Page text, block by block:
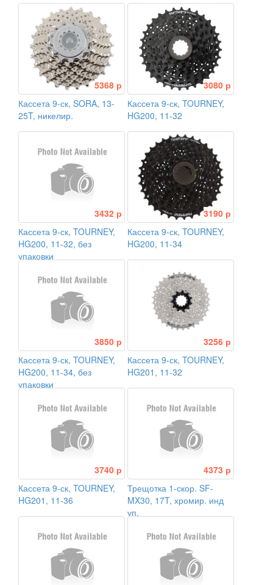
5368 р
Кассета 9-ск, SORA, 13-
25T, никелир.
3080 р
Кассета 9-ск, TOURNEY,
HG200, 11-32
3432 р
Кассета 9-ск, TOURNEY,
HG200, 11-32, без
упаковки
3190 р
Кассета 9-ск, TOURNEY,
HG200, 11-34
3850 р
Кассета 9-ск, TOURNEY,
HG200, 11-34, без
упаковки
3256 р
Кассета 9-ск, TOURNEY,
HG201, 11-32
3740 р
Кассета 9-ск, TOURNEY,
HG201, 11-36
4373 р
Трещотка 1-скор. SF-
MX30, 17T, хромир. инд
уп.